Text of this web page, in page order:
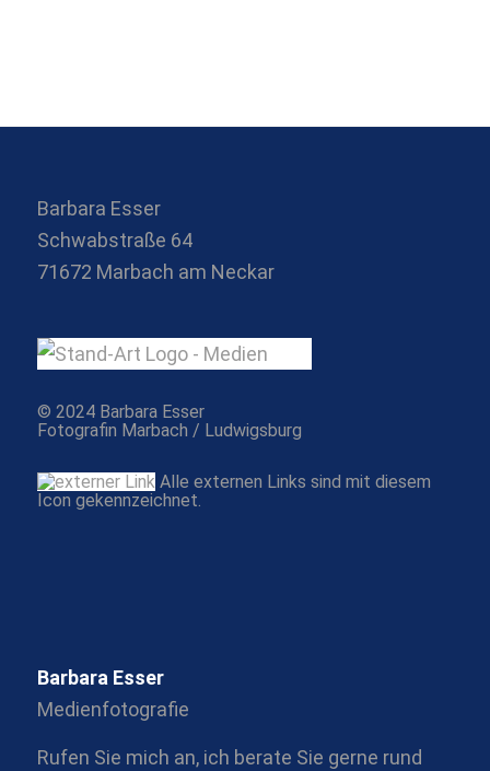
Barbara Esser
Schwabstraße 64
71672 Marbach am Neckar
© 2024 Barbara Esser
Fotografin Marbach / Ludwigsburg
Alle externen Links sind mit diesem
Icon gekennzeichnet.
Barbara Esser
Medienfotografie
Rufen Sie mich an, ich berate Sie gerne rund